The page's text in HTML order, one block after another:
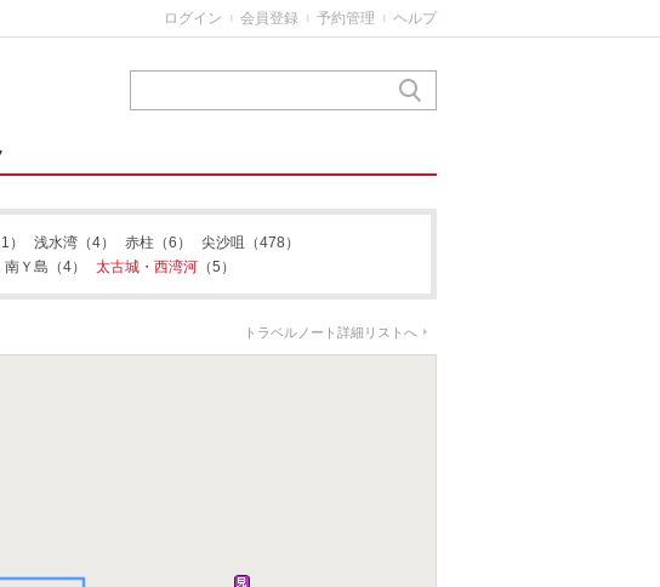
） 浅水湾 （4） 赤柱 （6） 尖沙咀
（478）
南Ｙ島 （4） 太古城・西湾河 （5）
トラベルノート詳細リストへ
ログイン 会員登録 予約管理 ヘルプ